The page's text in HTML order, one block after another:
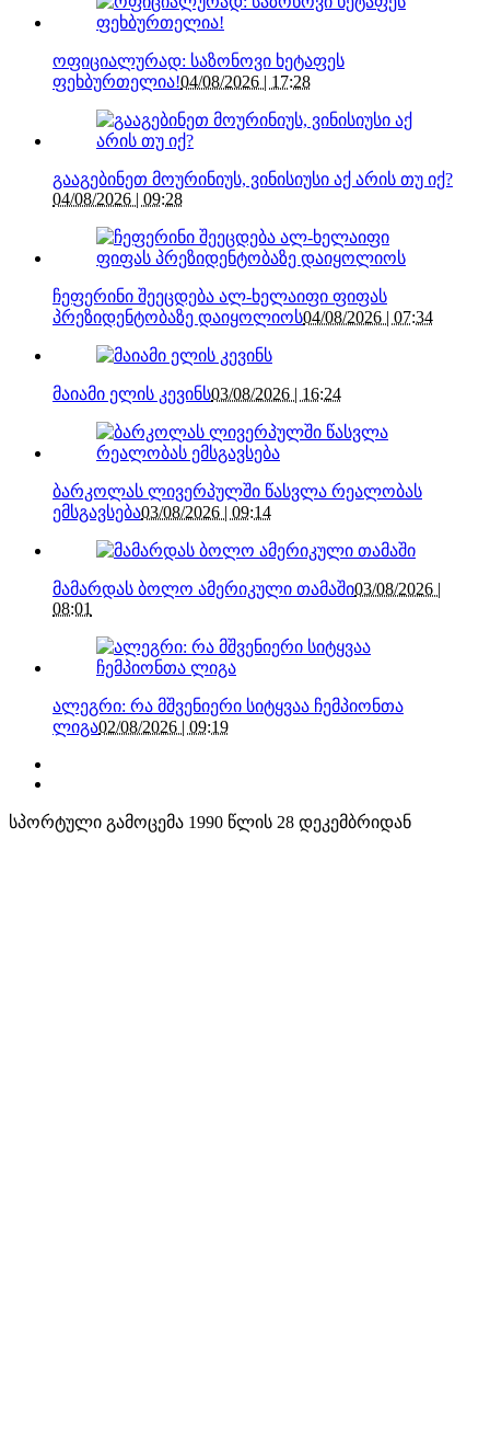
ოფიციალურად: საზონოვი ხეტაფეს
ფეხბურთელია!04/08/2026 | 17:28
გააგებინეთ მოურინიუს, ვინისიუსი აქ არის თუ იქ?
04/08/2026 | 09:28
ჩეფერინი შეეცდება ალ-ხელაიფი ფიფას
პრეზიდენტობაზე დაიყოლიოს04/08/2026 | 07:34
მაიამი ელის კევინს03/08/2026 | 16:24
ბარკოლას ლივერპულში წასვლა რეალობას
ემსგავსება03/08/2026 | 09:14
მამარდას ბოლო ამერიკული თამაში03/08/2026 |
08:01
ალეგრი: რა მშვენიერი სიტყვაა ჩემპიონთა
ლიგა02/08/2026 | 09:19
სპორტული გამოცემა 1990 წლის 28 დეკემბრიდან